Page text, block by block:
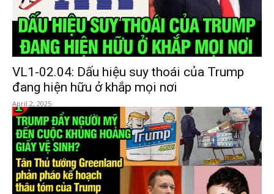
VL1-02.04: Dấu hiệu suy thoái của Trump
đang hiện hữu ở khắp mọi nơi
April 2, 2025